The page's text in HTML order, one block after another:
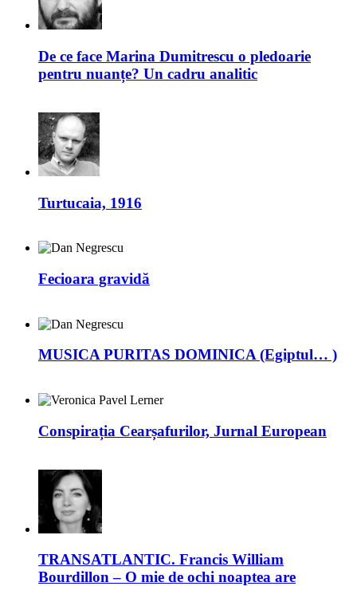
De ce face Marina Dumitrescu o pledoarie
pentru nuanțe? Un cadru analitic
Turtucaia, 1916
Fecioara gravidă
MUSICA PURITAS DOMINICA (Egiptul… )
Conspirația Cearșafurilor, Jurnal European
TRANSATLANTIC. Francis William
Bourdillon – O mie de ochi noaptea are